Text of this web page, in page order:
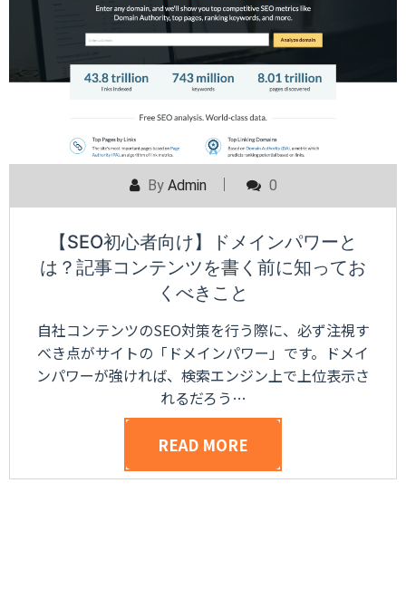
By Admin 0
【SEO初心者向け】ドメインパワーと
は？記事コンテンツを書く前に知ってお
くべきこと
自社コンテンツのSEO対策を行う際に、必ず注視す
べき点がサイトの「ドメインパワー」です。ドメイ
ンパワーが強ければ、検索エンジン上で上位表示さ
れるだろう…
READ MORE